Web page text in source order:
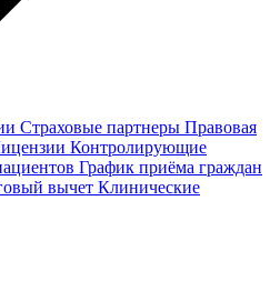
Страховые партнеры Правовая
Контролирующие
График приёма граждан
вычет Клинические